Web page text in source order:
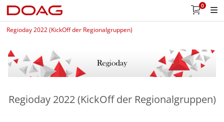
0
Regioday 2022 (KickOff der Regionalgruppen)
Regioday 2022 (KickOff der Regionalgruppen)